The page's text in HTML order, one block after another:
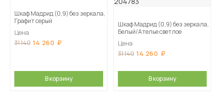
Шкаф Мадрид (0,9) без зеркала,
Графит серый
Цена
31 140 14 260
В корзину
Шкаф Мадрид (0,9) без зеркала,
Белый/Ателье светлое
Цена
31 140 14 260
В корзину